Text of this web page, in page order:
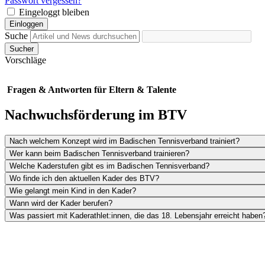
Eingeloggt bleiben
Einloggen
Suche
Sucher
Vorschläge
Fragen & Antworten für Eltern & Talente
Nachwuchsförderung im BTV
Nach welchem Konzept wird im Badischen Tennisverband trainiert?
Wer kann beim Badischen Tennisverband trainieren?
Welche Kaderstufen gibt es im Badischen Tennisverband?
Wo finde ich den aktuellen Kader des BTV?
Wie gelangt mein Kind in den Kader?
Wann wird der Kader berufen?
Was passiert mit Kaderathlet:innen, die das 18. Lebensjahr erreicht